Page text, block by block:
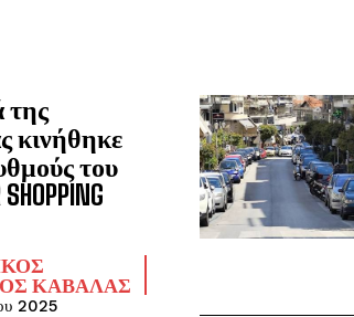
της
κινήθηκε
του
ΚΑΒΆΛΑΣ
2025